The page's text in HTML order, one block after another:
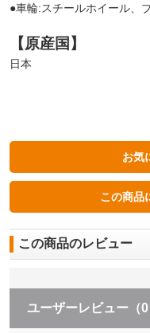
●車輪:スチールホイール、
【原産国】
日本
この商品のレビュー
ユーザーレビュー （0